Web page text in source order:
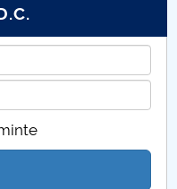
FMT (CUP)